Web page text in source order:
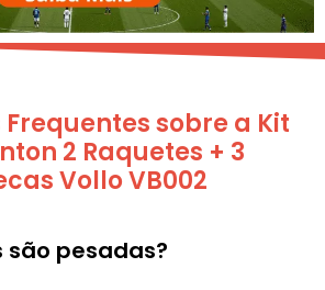
sobre a Kit
2 Raquetes + 3
Vollo VB002
são pesadas?